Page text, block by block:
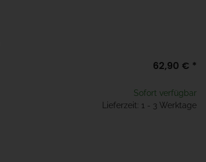
62,90 € *
Sofort verfügbar
Lieferzeit: 1 - 3 Werktage